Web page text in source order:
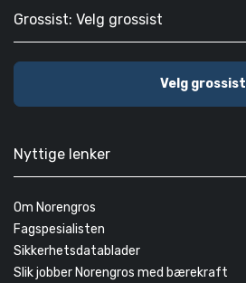
Grossist: Velg grossist
Velg grossist
Nyttige lenker
Om Norengros
Fagspesialisten
Sikkerhetsdatablader
Slik jobber Norengros med bærekraft